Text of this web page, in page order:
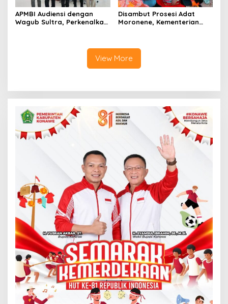
APMBI Audiensi dengan
Wagub Sultra, Perkenalkan
Disambut Prosesi Adat
Moronene, Kementerian
View More